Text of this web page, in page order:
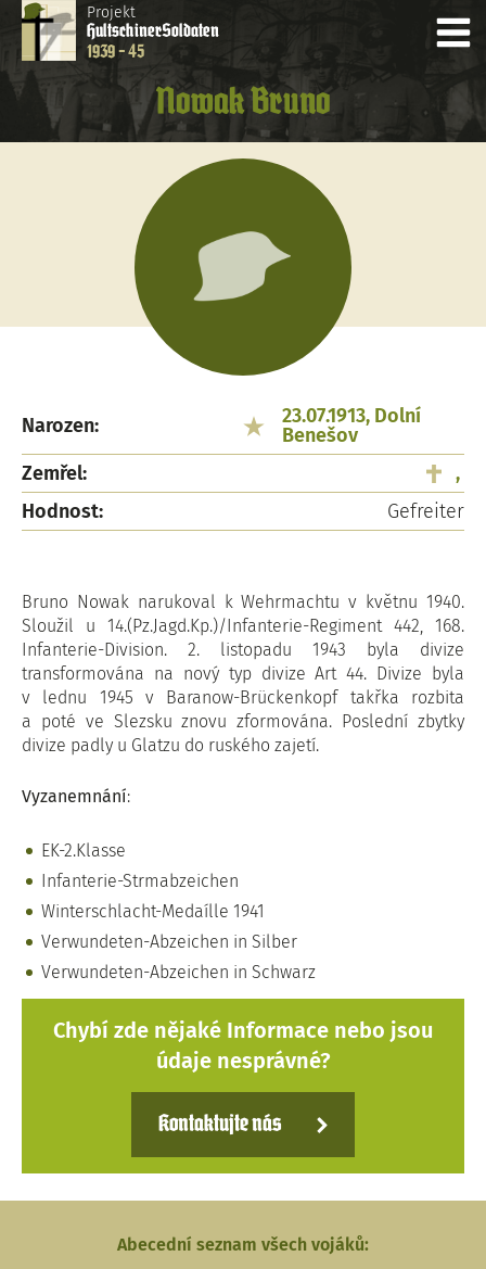
Projekt
HultschinerSoldaten
1939 - 45
Nowak Bruno
Narozen:
23.07.1913, Dolní
Benešov
Zemřel:
,
Hodnost:
Gefreiter
Bruno Nowak narukoval k Wehrmachtu v květnu 1940.
Sloužil u 14.(Pz.Jagd.Kp.)/Infanterie-Regiment 442, 168.
Infanterie-Division. 2. listopadu 1943 byla divize
transformována na nový typ divize Art 44. Divize byla
v lednu 1945 v Baranow-Brückenkopf takřka rozbita
a poté ve Slezsku znovu zformována. Poslední zbytky
divize padly u Glatzu do ruského zajetí.
Vyzanemnání:
EK-2.Klasse
Infanterie-Strmabzeichen
Winterschlacht-Medaílle 1941
Verwundeten-Abzeichen in Silber
Verwundeten-Abzeichen in Schwarz
Chybí zde nějaké Informace nebo jsou
údaje nesprávné?
Kontaktujte nás
Abecední seznam všech vojáků: